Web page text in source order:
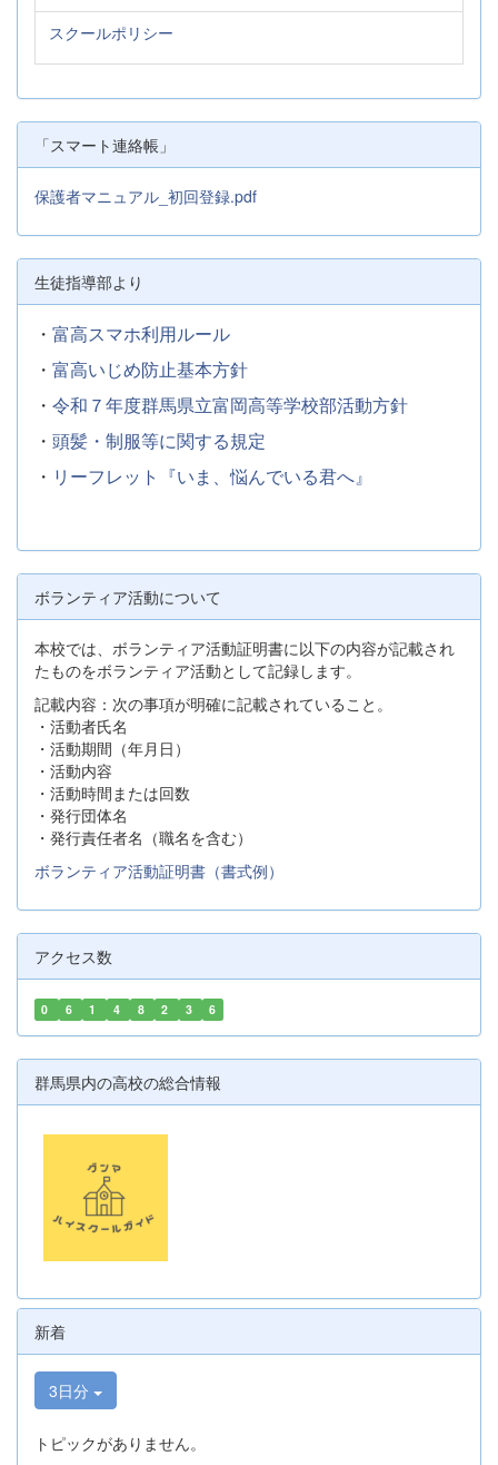
スクールポリシー
「スマート連絡帳」
保護者マニュアル_初回登録.pdf
生徒指導部より
・ 富高スマホ利用ルール
・ 富高いじめ防止基本方針
・ 令和７年度群馬県立富岡高等学校部活動方針
・ 頭髪・制服等に関する規定
・ リーフレット『いま、悩んでいる君へ』
ボランティア活動について
本校では、ボランティア活動証明書に以下の内容が記載され
たものをボランティア活動として記録します。
記載内容：次の事項が明確に記載されていること。
・活動者氏名
・活動期間（年月日）
・活動内容
・活動時間または回数
・発行団体名
・発行責任者名（職名を含む）
ボランティア活動証明書（書式例）
アクセス数
0 6 1 4 8 2 3 6
群馬県内の高校の総合情報
新着
3日分
トピックがありません。